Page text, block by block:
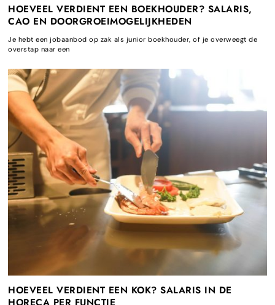
HOEVEEL VERDIENT EEN BOEKHOUDER? SALARIS,
CAO EN DOORGROEIMOGELIJKHEDEN
Je hebt een jobaanbod op zak als junior boekhouder, of je overweegt de
overstap naar een
HOEVEEL VERDIENT EEN KOK? SALARIS IN DE